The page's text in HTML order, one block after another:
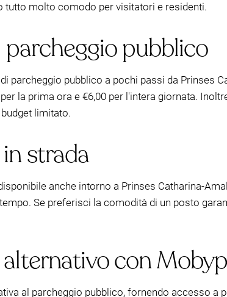
tutto molto comodo per visitatori e residenti.
pubblico
parcheggio pubblico a pochi passi da Prinses
la prima ora e €6,00 per l'intera giornata.
limitato.
strada
anche intorno a Prinses Catharina-
Se preferisci la comodità di un posto
con
al parcheggio pubblico, fornendo accesso a